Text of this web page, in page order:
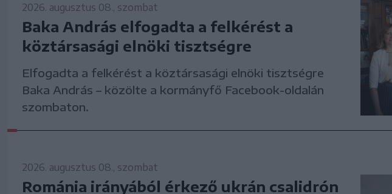
2026. augusztus 08., szombat
Baka András elfogadta a felkérést a
köztársasági elnöki tisztségre
Elfogadta a felkérést a köztársasági elnöki tisztségre
Baka András – közölte a kormányfő Facebook-oldalán
szombaton.
2026. augusztus 08., szombat
Románia irányából érkező ukrán csalidrón